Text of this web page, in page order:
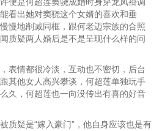
看出她对窦骁这个女婿的喜欢和垂
慢地削减同框，跟何老迈宗族的合照
质疑两人婚后是不是呈现什么样的问
情都很冷淡，互动也不密切，后台
其他女人高兴攀谈，何超莲单独玩手
久，何超莲也一向没传出有喜的好音
疑是“嫁入豪门”，他自身应该也是有